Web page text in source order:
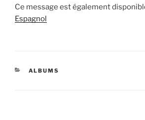
Ce message est également
Espagnol
CATÉGORIES
ALBUMS